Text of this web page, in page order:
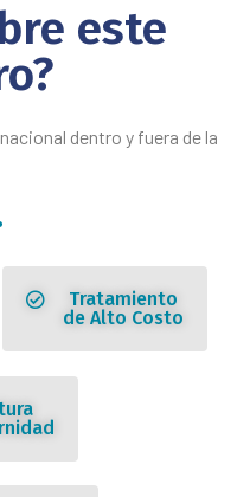
este
dentro y fuera de la
Tratamiento
de Alto Costo